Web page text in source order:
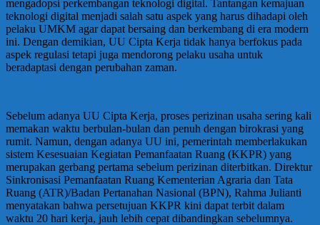
mengadopsi perkembangan teknologi digital. Tantangan kemajuan
teknologi digital menjadi salah satu aspek yang harus dihadapi oleh
pelaku UMKM agar dapat bersaing dan berkembang di era modern
ini. Dengan demikian, UU Cipta Kerja tidak hanya berfokus pada
aspek regulasi tetapi juga mendorong pelaku usaha untuk
beradaptasi dengan perubahan zaman.
Sebelum adanya UU Cipta Kerja, proses perizinan usaha sering kali
memakan waktu berbulan-bulan dan penuh dengan birokrasi yang
rumit. Namun, dengan adanya UU ini, pemerintah memberlakukan
sistem Kesesuaian Kegiatan Pemanfaatan Ruang (KKPR) yang
merupakan gerbang pertama sebelum perizinan diterbitkan. Direktur
Sinkronisasi Pemanfaatan Ruang Kementerian Agraria dan Tata
Ruang (ATR)/Badan Pertanahan Nasional (BPN), Rahma Julianti
menyatakan bahwa persetujuan KKPR kini dapat terbit dalam
waktu 20 hari kerja, jauh lebih cepat dibandingkan sebelumnya.